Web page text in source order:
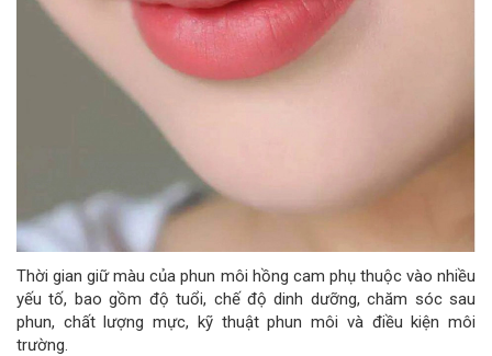
Thời gian giữ màu của phun môi hồng cam phụ thuộc vào nhiều
yếu tố, bao gồm độ tuổi, chế độ dinh dưỡng, chăm sóc sau
phun, chất lượng mực, kỹ thuật phun môi và điều kiện môi
trường.